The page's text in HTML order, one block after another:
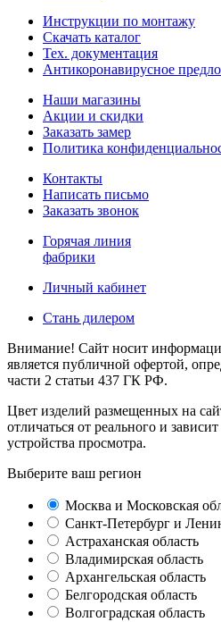
Инструкции по монтажу
Скачать каталог
Тех. документация
Антикоронавирусное
Наши магазины
Акции и скидки
Заказать замер
Политика
Контакты
Написать письмо
Заказать звонок
Горячая линия
фабрики
Личный кабинет
Стань дилером
Внимание! Сайт носит
является публичной офертой,
части 2 статьи 437 ГК РФ.
Цвет изделий размещенных на
отличаться от реального и
устройства просмотра.
Выберите ваш регион
Москва и Московская
Санкт-Петербург и
Астраханская область
Владимирская область
Архангельская область
Белгородская область
Волгоградская область